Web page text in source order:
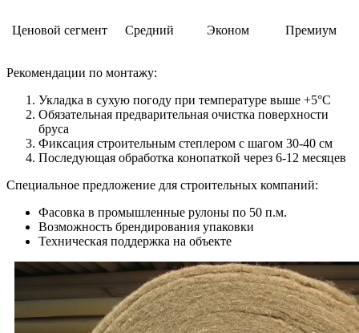
Ценовой сегмент Средний Эконом Премиум
Рекомендации по монтажу:
Укладка в сухую погоду при температуре выше +5°C
Обязательная предварительная очистка поверхности
бруса
Фиксация строительным степлером с шагом 30-40 см
Последующая обработка конопаткой через 6-12 месяцев
Специальное предложение для строительных компаний:
Фасовка в промышленные рулоны по 50 п.м.
Возможность брендирования упаковки
Техническая поддержка на объекте